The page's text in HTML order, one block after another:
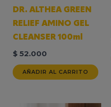
DR. ALTHEA GREEN
RELIEF AMINO GEL
CLEANSER 100ml
$ 52.000
AÑADIR AL CARRITO